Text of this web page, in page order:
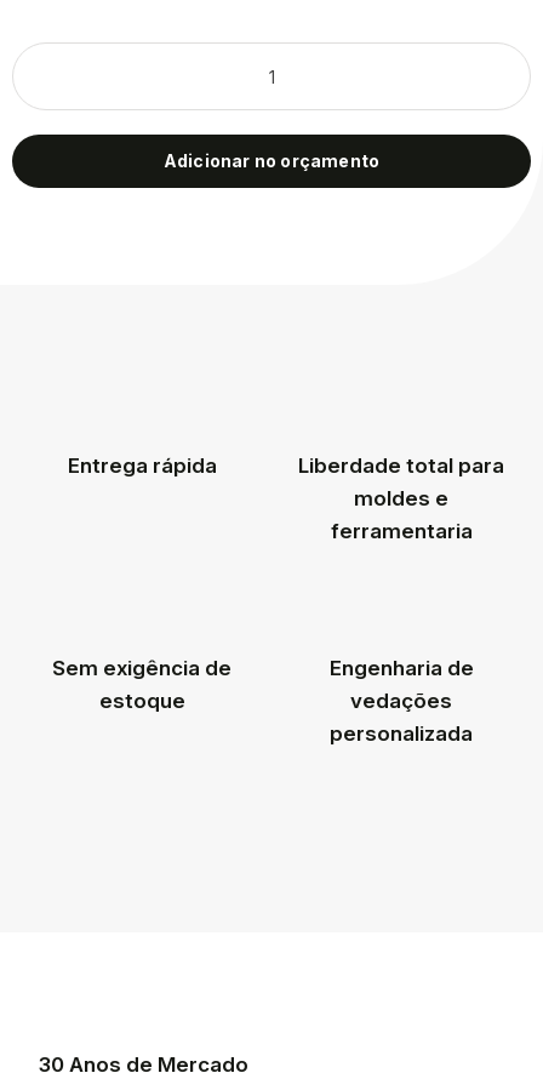
Adicionar no orçamento
Entrega rápida
Liberdade total para
moldes e
ferramentaria
Sem exigência de
estoque
Engenharia de
vedações
personalizada
30 Anos de Mercado